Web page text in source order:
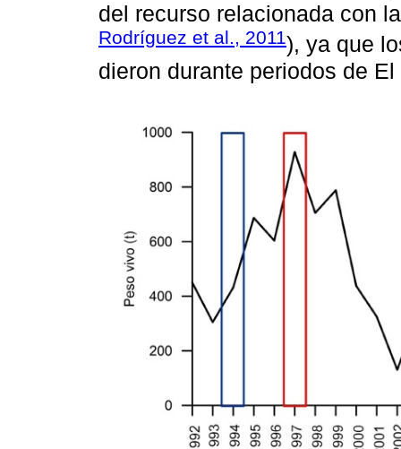
del recurso relacionada con
Rodríguez et al., 2011), ya que
dieron durante periodos de